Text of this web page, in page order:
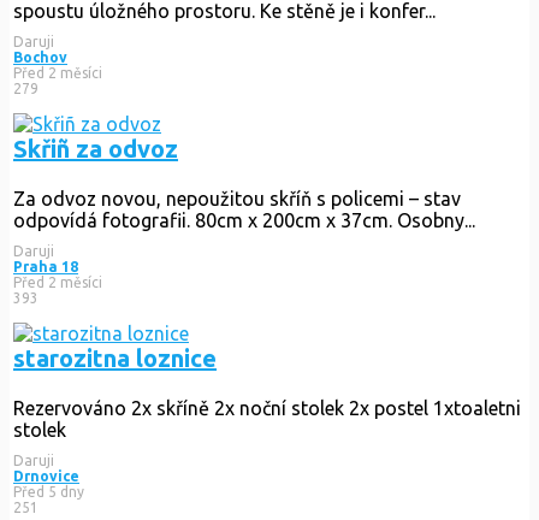
spoustu úložného prostoru. Ke stěně je i konfer...
Daruji
Bochov
Před 2 měsíci
279
Skřiñ za odvoz
Za odvoz novou, nepoužitou skříň s policemi – stav
odpovídá fotografii. 80cm x 200cm x 37cm. Osobny...
Daruji
Praha 18
Před 2 měsíci
393
starozitna loznice
Rezervováno 2x skříně 2x noční stolek 2x postel 1xtoaletni
stolek
Daruji
Drnovice
Před 5 dny
251